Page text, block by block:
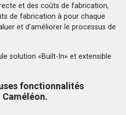
et des coûts de fabrication,
de fabrication à pour chaque
et d'améliorer le processus de
solution «Built-In» et extensible
fonctionnalités